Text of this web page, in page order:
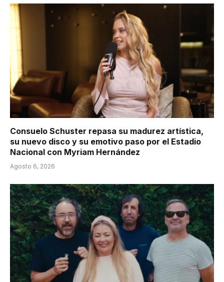
Consuelo Schuster repasa su madurez artística,
su nuevo disco y su emotivo paso por el Estadio
Nacional con Myriam Hernández
Agosto 6, 2026